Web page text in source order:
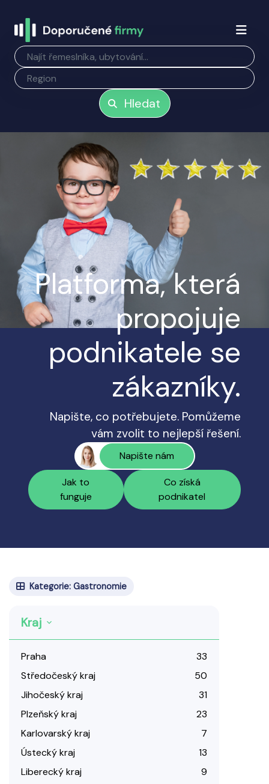
Hledat
Platforma, která
propojuje
podnikatele se
zákazníky.
Napište, co potřebujete. Pomůžeme
vám zvolit to nejlepší řešení.
Napište nám
Jak to
funguje
Co získá
podnikatel
Kategorie: Gastronomie
Kraj
Praha
33
Středočeský kraj
50
Jihočeský kraj
31
Plzeňský kraj
23
Karlovarský kraj
7
Ústecký kraj
13
Liberecký kraj
9